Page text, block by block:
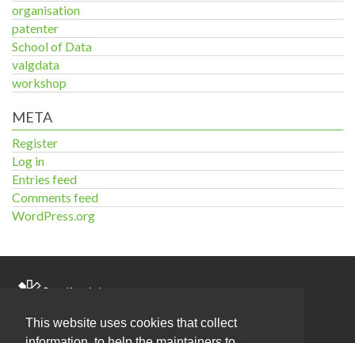
This website uses cookies that collect
organisation
patenter
School of Data
valgdata
workshop
META
Register
Log in
Entries feed
Comments feed
WordPress.org
Blog Om os Aktiviteter